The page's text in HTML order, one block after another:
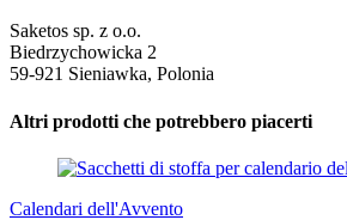
Saketos sp. z o.o.
Biedrzychowicka 2
59-921 Sieniawka, Polonia
Altri prodotti che potrebbero piacerti
Calendari dell'Avvento